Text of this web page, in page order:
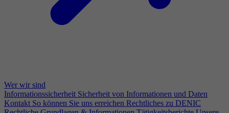
Wer wir sind
Informationssicherheit Sicherheit von Informationen und Daten
Kontakt So können Sie uns erreichen Rechtliches zu DENIC